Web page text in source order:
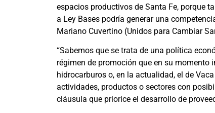
espacios productivos de Santa Fe, porque
a Ley Bases podría generar una
Mariano Cuvertino (Unidos para Cambiar
“Sabemos que se trata de una política
régimen de promoción que en su
hidrocarburos o, en la actualidad, el de
actividades, productos o sectores con
cláusula que priorice el desarrollo de